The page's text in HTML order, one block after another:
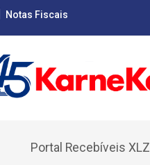
Notas Fiscais
Portal Recebíveis XLZ